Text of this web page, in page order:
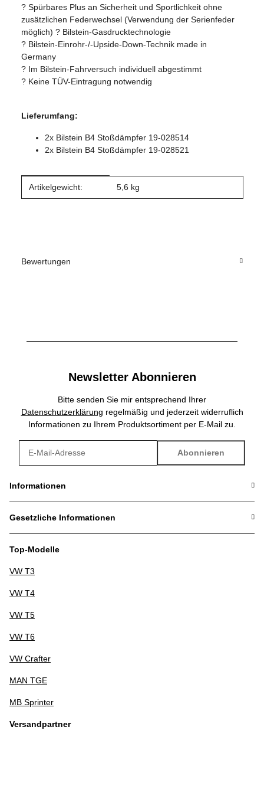
? Spürbares Plus an Sicherheit und Sportlichkeit ohne
zusätzlichen Federwechsel (Verwendung der Serienfeder
möglich) ? Bilstein-Gasdrucktechnologie
? Bilstein-Einrohr-/-Upside-Down-Technik made in
Germany
? Im Bilstein-Fahrversuch individuell abgestimmt
? Keine TÜV-Eintragung notwendig
Lieferumfang:
2x Bilstein B4 Stoßdämpfer 19-028514
2x Bilstein B4 Stoßdämpfer 19-028521
Produkteigenschaft
Wert
Artikelgewicht: 5,6 kg
Bewertungen
Newsletter Abonnieren
Bitte senden Sie mir entsprechend Ihrer
Datenschutzerklärung regelmäßig und jederzeit widerruflich
Informationen zu Ihrem Produktsortiment per E-Mail zu.
Abonnieren
Informationen
Gesetzliche Informationen
Top-Modelle
VW T3
VW T4
VW T5
VW T6
VW Crafter
MAN TGE
MB Sprinter
Versandpartner